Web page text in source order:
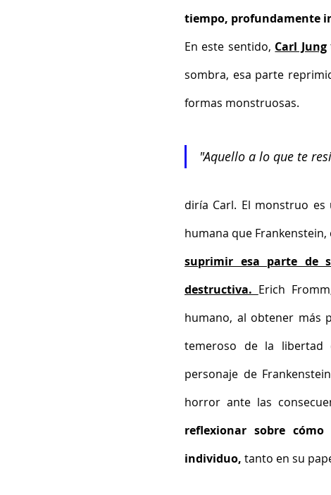
tiempo, profundamente
En este sentido, Carl Jung
sombra, esa parte
formas monstruosas.
"Aquello a lo que te
diría Carl. El monstruo
humana que
suprimir esa parte de
destructiva. Erich
humano, al obtener más
temeroso de la libertad
personaje de
horror ante las
reflexionar sobre
individuo, tanto en su